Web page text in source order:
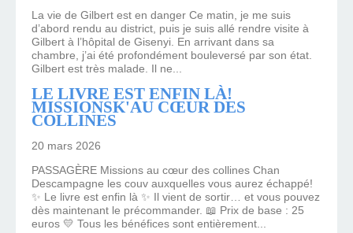
La vie de Gilbert est en danger Ce matin, je me suis
d’abord rendu au district, puis je suis allé rendre visite à
Gilbert à l’hôpital de Gisenyi. En arrivant dans sa
chambre, j’ai été profondément bouleversé par son état.
Gilbert est très malade. Il ne...
LE LIVRE EST ENFIN LÀ!
MISSIONSK'AU CŒUR DES
COLLINES
20 mars 2026
PASSAGÈRE Missions au cœur des collines Chan
Descampagne les couv auxquelles vous aurez échappé!
✨ Le livre est enfin là ✨ Il vient de sortir… et vous pouvez
dès maintenant le précommander. 📖 Prix de base : 25
euros 💛 Tous les bénéfices sont entièrement...